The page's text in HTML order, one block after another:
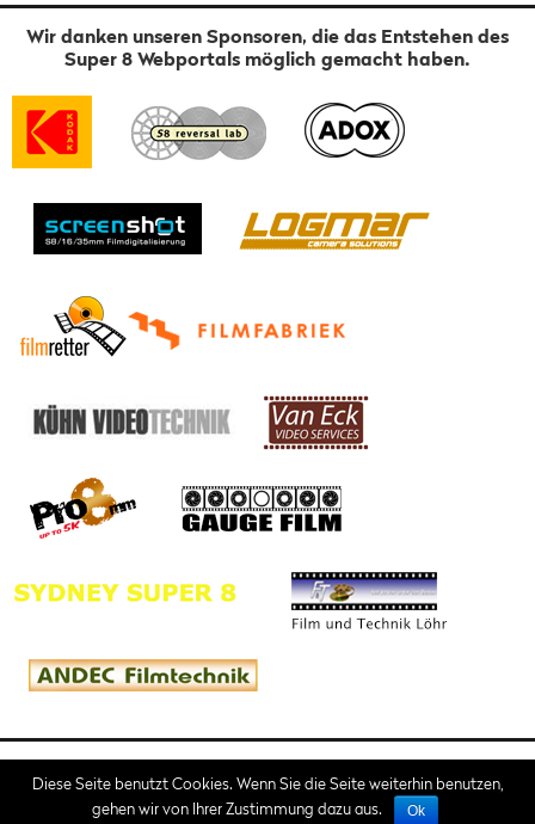
Wir danken unseren Sponsoren, die das Entstehen des
Super 8 Webportals möglich gemacht haben.
Impressum AGB
Diese Seite benutzt Cookies. Wenn Sie die Seite weiterhin benutzen,
gehen wir von Ihrer Zustimmung dazu aus.
Ok